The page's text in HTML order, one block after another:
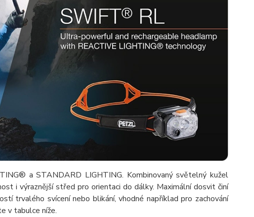
a STANDARD LIGHTING. Kombinovaný světelný kužel
i výraznější střed pro orientaci do dálky. Maximální dosvit činí
trvalého svícení nebo blikání, vhodné například pro zachování
v tabulce níže.